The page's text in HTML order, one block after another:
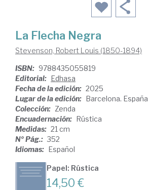
La Flecha Negra
Stevenson, Robert Louis (1850-1894)
ISBN: 9788435055819
Editorial: Edhasa
Fecha de la edición: 2025
Lugar de la edición: Barcelona. España
Colección: Zenda
Encuadernación: Rústica
Medidas: 21 cm
Nº Pág.: 352
Idiomas: Español
Papel: Rústica
14,50 €